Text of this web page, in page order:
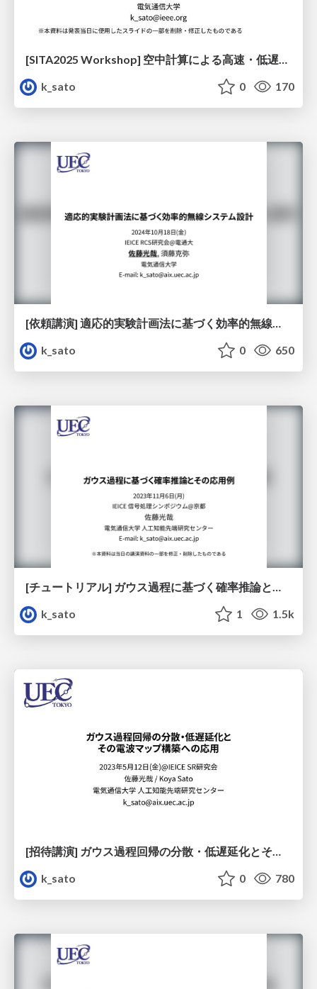
k_sato
0 170
[依頼講演] 適応的実験計画法に基づく効率的無線システム設計
k_sato
0 650
[チュートリアル] ガウス過程に基づく確率推論とその応用例
k_sato
1 1.5k
[招待講演] ガウス過程回帰の分散・低遅延化とその電波マップ構築への応用
k_sato
0 780